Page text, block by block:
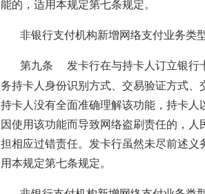
能的，适用本规定第七条规定。
非银行支付机构新增网络支付业务类
第九条
发卡行在与持卡人订立银行
务持卡人身份识别方式、交易验证方式
持卡人没有全面准确理解该功能，持卡
因使用该功能而导致网络盗刷责任的，
担相应过错责任。发卡行虽然未尽前述
用本规定第七条规定。